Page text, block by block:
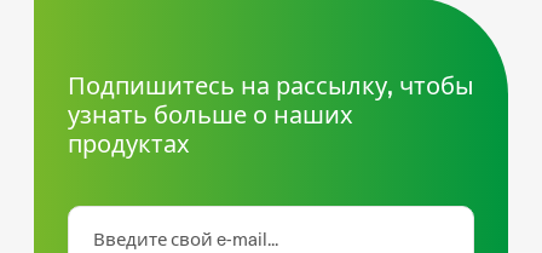
Подпишитесь на рассылку, чтобы
узнать больше о наших
продуктах